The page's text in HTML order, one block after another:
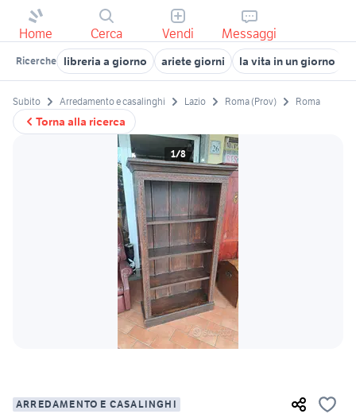
Home Cerca Vendi Messaggi
Ricerche libreria a giorno ariete giorni la vita in un giorno
Torna alla ricerca
Subito Arredamento e casalinghi Lazio Roma (Prov) Roma
1/8
ARREDAMENTO E CASALINGHI